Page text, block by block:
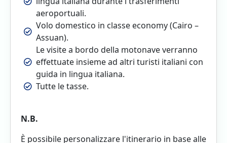
aeroportuali.
Volo domestico in classe economy (Cairo –
Assuan).
Le visite a bordo della motonave verranno
effettuate insieme ad altri turisti italiani con
guida in lingua italiana.
Tutte le tasse.
N.B.
È possibile personalizzare l'itinerario in base alle